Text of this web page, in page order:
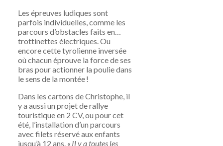
Les épreuves ludiques sont
parfois individuelles, comme les
parcours d’obstacles faits en…
trottinettes électriques. Ou
encore cette tyrolienne inversée
où chacun éprouve la force de ses
bras pour actionner la poulie dans
le sens de la montée !
Dans les cartons de Christophe, il
y a aussi un projet de rallye
touristique en 2 CV, ou pour cet
été, l’installation d’un parcours
avec filets réservé aux enfants
jusqu’à 12 ans. « Il y a toutes les